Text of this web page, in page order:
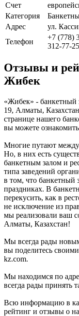
Счет
Категория
Адрес
ул.
Телефон
+7 (778)
312-77-25
Отзывы и
Жибек
«Жибек» - банкетный
19, Алматы,
странице нашего
вы можете
Многие путают между
Но, в них есть
банкетным залом и
типа заведений
в том, что банкетный
праздниках. В
перекусить, как в
не исключение из
мы реализовали ваш
Алматы, Казахстан!
Мы всегда рады
вы поделитесь
kz.com.
Мы находимся по
всегда рады принять
Всю информацию в
рейтинг и отзывы о